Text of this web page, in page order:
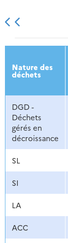
2013
Nature des
déchets
DGD -
Déchets
gérés en
décroissance
SL
SI
LA
ACC